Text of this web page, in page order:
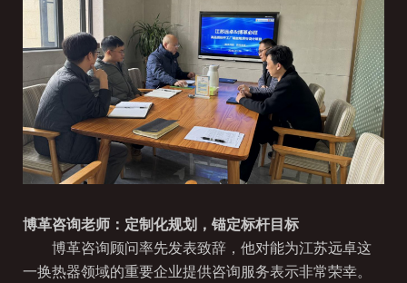
博革咨询老师 ：定制化规划，锚定标杆目标
博革咨询顾问率先发表致辞，他对能为江苏远卓这
一换热器领域的重要企业提供咨询服务表示非常荣幸。